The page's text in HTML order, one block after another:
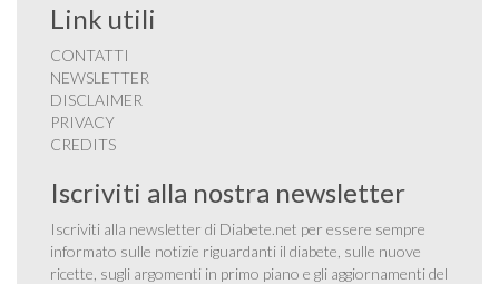
Link utili
CONTATTI
NEWSLETTER
DISCLAIMER
PRIVACY
CREDITS
Iscriviti alla nostra newsletter
Iscriviti alla newsletter di Diabete.net per essere sempre
informato sulle notizie riguardanti il diabete, sulle nuove
ricette, sugli argomenti in primo piano e gli aggiornamenti del